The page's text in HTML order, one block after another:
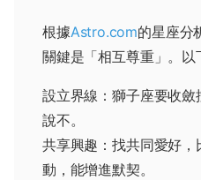
根據Astro.com的星座分
關鍵是「相互尊重」。以
設立界線：獅子座要收
說不。
共享興趣：找共同愛好
動，能增進默契。